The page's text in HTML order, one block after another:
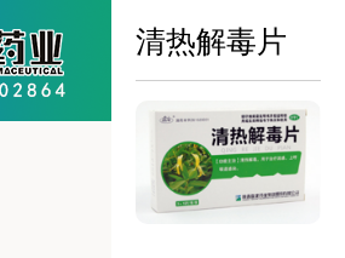
清热解毒片